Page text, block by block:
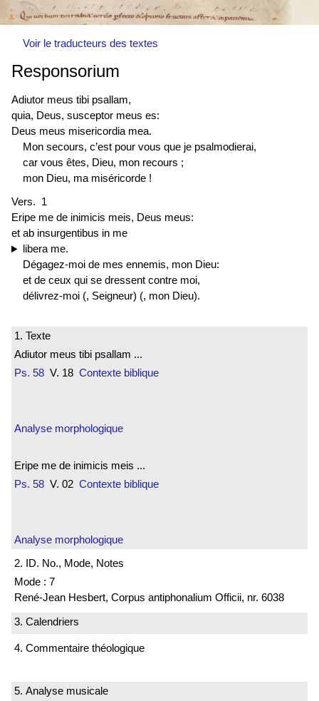
Voir le traducteurs des textes
Responsorium
Adiutor meus tibi psallam,
quia, Deus, susceptor meus es:
Deus meus misericordia mea.
Mon secours, c’est pour vous que je psalmodierai,
car vous êtes, Dieu, mon recours ;
mon Dieu, ma miséricorde !
Vers. 1
Eripe me de inimicis meis, Deus meus:
et ab insurgentibus in me
libera me.
Dégagez-moi de mes ennemis, mon Dieu:
et de ceux qui se dressent contre moi,
délivrez-moi (, Seigneur) (, mon Dieu).
1. Texte
Adiutor meus tibi psallam ...
Ps. 58 V. 18 Contexte biblique
Analyse morphologique
Eripe me de inimicis meis ...
Ps. 58 V. 02 Contexte biblique
Analyse morphologique
2. ID. No., Mode, Notes
Mode : 7
René-Jean Hesbert, Corpus antiphonalium Officii, nr. 6038
3. Calendriers
4. Commentaire théologique
5. Analyse musicale